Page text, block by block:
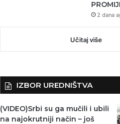
2 dana
Učitaj više
IZBOR UREDNIŠTVA
(VIDEO)Srbi su ga mučili i ubili
na najokrutniji način – još